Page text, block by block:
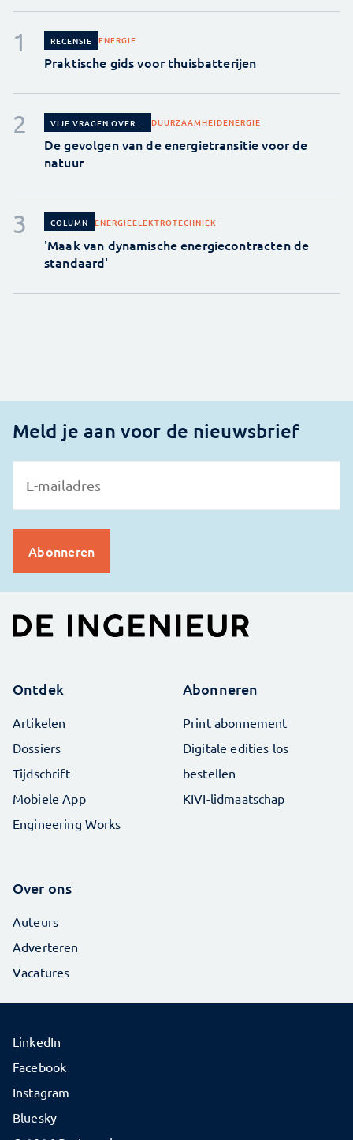
RECENSIE ENERGIE
Praktische gids voor thuisbatterijen
VIJF VRAGEN OVER... DUURZAAMHEIDENERGIE
De gevolgen van de energietransitie voor de
natuur
COLUMN ENERGIEELEKTROTECHNIEK
'Maak van dynamische energiecontracten de
standaard'
Meld je aan voor de nieuwsbrief
Ontdek
Artikelen
Dossiers
Tijdschrift
Mobiele App
Engineering Works
Abonneren
Print abonnement
Digitale edities los
bestellen
KIVI-lidmaatschap
Over ons
Auteurs
Adverteren
Vacatures
LinkedIn
Facebook
Instagram
Bluesky